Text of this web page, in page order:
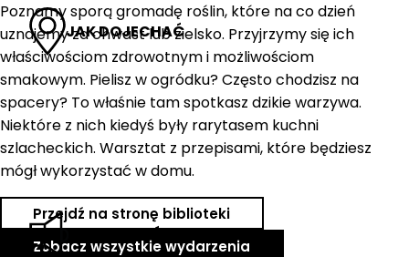
JAK DOJECHAĆ
AKTUALNOŚCI
Poznamy sporą gromadę roślin, które na co dzień
uznajemy za chwast lub zielsko. Przyjrzymy się ich
właściwościom zdrowotnym i możliwościom
smakowym. Pielisz w ogródku? Często chodzisz na
spacery? To właśnie tam spotkasz dzikie warzywa.
Niektóre z nich kiedyś były rarytasem kuchni
szlacheckich. Warsztat z przepisami, które będziesz
mógł wykorzystać w domu.
Przejdź na stronę biblioteki
Zobacz wszystkie wydarzenia